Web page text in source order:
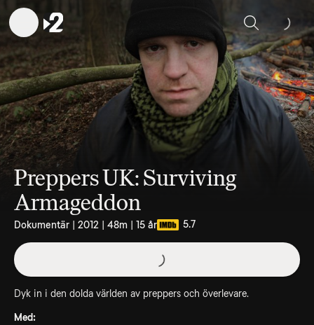
Sök
Preppers UK: Surviving
Armageddon
Dokumentär | 2012 | 48m | 15 år 5.7
Dyk in i den dolda världen av preppers och överlevare.
Med: